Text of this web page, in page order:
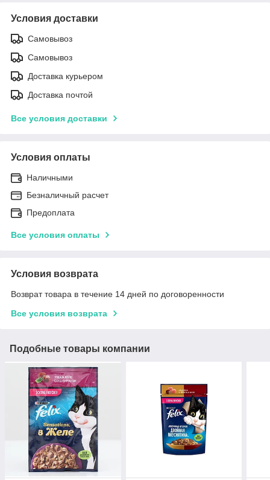
Условия доставки
Самовывоз
Самовывоз
Доставка курьером
Доставка почтой
Все условия доставки
Условия оплаты
Наличными
Безналичный расчет
Предоплата
Все условия оплаты
Условия возврата
Возврат товара в течение 14 дней по договоренности
Все условия возврата
Подобные товары компании